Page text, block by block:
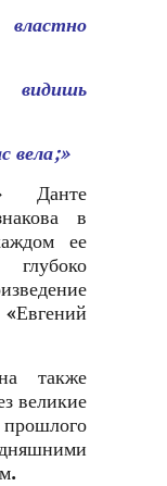
вела;»
Данте
в
ее
также
великие